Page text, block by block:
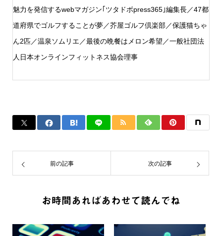
魅力を発信するwebマガジン｢ツタドボpress365｣編集長／47都
道府県でゴルフすることが夢／芥屋ゴルフ倶楽部／保護猫ちゃ
ん2匹／温泉ソムリエ／最後の晩餐はメロン希望／一般社団法
人日本オンラインフィットネス協会理事
前の記事 次の記事
お時間あればあわせて読んでね